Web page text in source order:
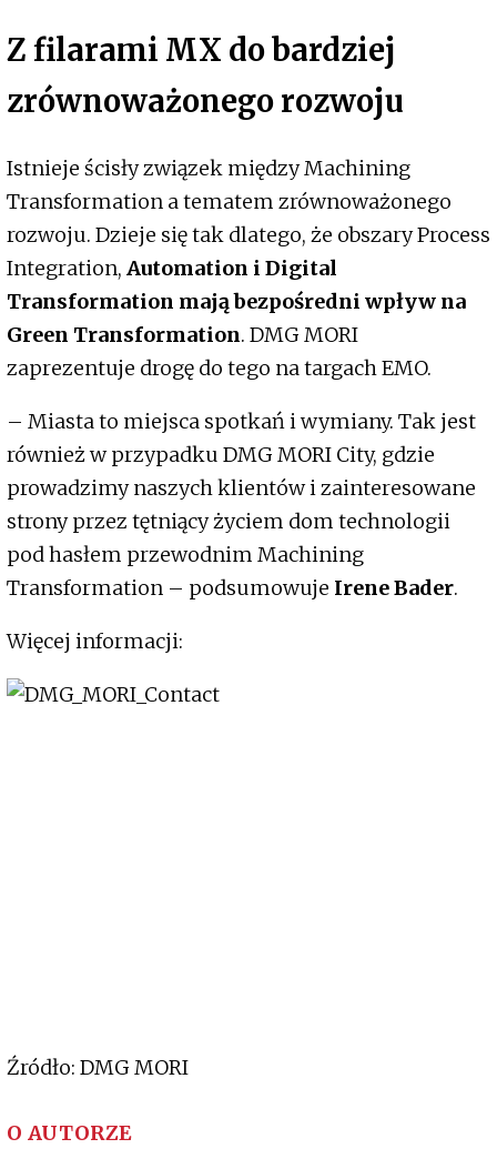
Z filarami MX do bardziej
zrównoważonego rozwoju
Istnieje ścisły związek między Machining
Transformation a tematem zrównoważonego
rozwoju. Dzieje się tak dlatego, że obszary Process
Integration, Automation i Digital
Transformation mają bezpośredni wpływ na
Green Transformation. DMG MORI
zaprezentuje drogę do tego na targach EMO.
– Miasta to miejsca spotkań i wymiany. Tak jest
również w przypadku DMG MORI City, gdzie
prowadzimy naszych klientów i zainteresowane
strony przez tętniący życiem dom technologii
pod hasłem przewodnim Machining
Transformation – podsumowuje Irene Bader.
Więcej informacji:
Źródło: DMG MORI
O AUTORZE